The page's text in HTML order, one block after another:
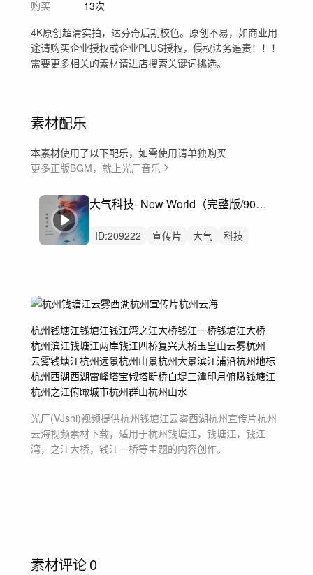
购买
13次
4K原创超清实拍，达芬奇后期校色。原创不易，如商业用
途请购买企业授权或企业PLUS授权，侵权法务追责！！！
需要更多相关的素材请进店搜索关键词挑选。
素材配乐
本素材使用了以下配乐，如需使用请单独购买
更多正版BGM，就上光厂音乐
大气科技- New World（完整版/90秒/60秒/30秒）
ID:209222 宣传片 大气
科技
杭州钱塘江钱塘江钱江湾之江大桥钱江一桥钱塘江大桥
杭州滨江钱塘江两岸钱江四桥复兴大桥玉皇山云雾杭州
云雾钱塘江杭州远景杭州山景杭州大景滨江浦沿杭州地标
杭州西湖西湖雷峰塔宝俶塔断桥白堤三潭印月俯瞰钱塘江
杭州之江俯瞰城市杭州群山杭州山水
光厂(VJshi)视频提供杭州钱塘江云雾西湖杭州宣传片杭州
云海视频素材下载，适用于杭州钱塘江，钱塘江，钱江
湾，之江大桥，钱江一桥等主题的内容创作。
素材评论0